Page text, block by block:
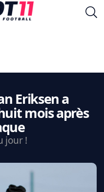
Eriksen a
mois après
jour !